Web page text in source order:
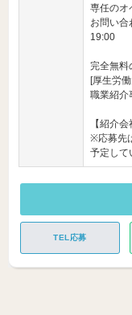
専任のオ
お問い合
19:00
完全無料
[厚生労
職業紹介
【紹介
※応募先
予定して
TEL応募